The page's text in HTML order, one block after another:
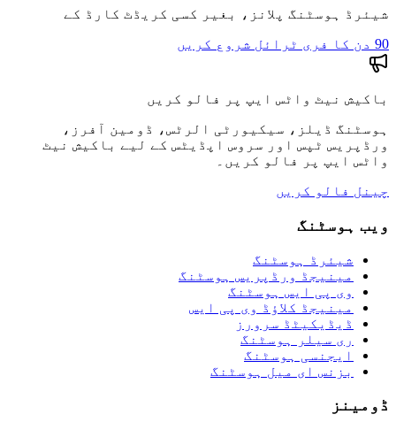
شیئرڈ ہوسٹنگ پلانز، بغیر کسی کریڈٹ کارڈ کے
90 دن کا فری ٹرائل شروع کریں
باکیش نیٹ واٹس ایپ پر فالو کریں
ہوسٹنگ ڈیلز، سیکیورٹی الرٹس، ڈومین آفرز،
ورڈپریس ٹپس اور سروس اپڈیٹس کے لیے باکیش نیٹ
واٹس ایپ پر فالو کریں۔
چینل فالو کریں
ویب ہوسٹنگ
شیئرڈ ہوسٹنگ
مینیجڈ ورڈپریس ہوسٹنگ
وی پی ایس ہوسٹنگ
مینیجڈ کلاؤڈ وی پی ایس
ڈیڈیکیٹڈ سرورز
ری سیلر ہوسٹنگ
ایجنسی ہوسٹنگ
بزنس ای میل ہوسٹنگ
ڈومینز